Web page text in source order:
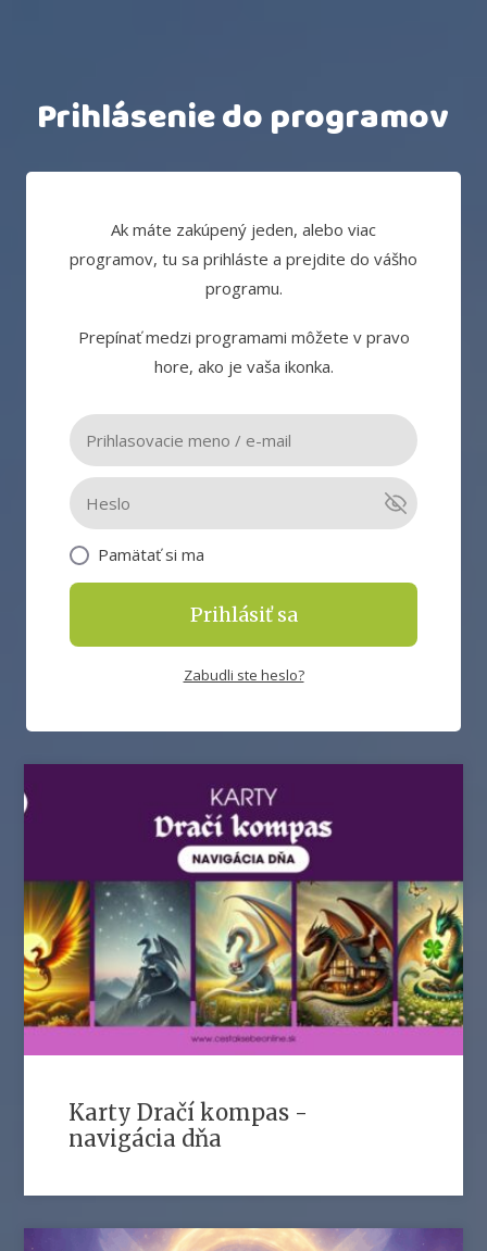
Prihlásenie do programov
Ak máte zakúpený jeden, alebo viac
programov, tu sa prihláste a prejdite do vášho
programu.
Prepínať medzi programami môžete v pravo
hore, ako je vaša ikonka.
Pamätať si ma
Prihlásiť sa
Zabudli ste heslo?
Karty Dračí kompas -
navigácia dňa